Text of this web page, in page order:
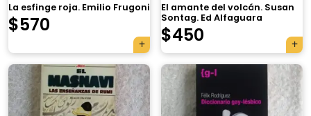
La esfinge roja. Emilio Frugoni
$570
El amante del volcán. Susan
Sontag. Ed Alfaguara
$450
×